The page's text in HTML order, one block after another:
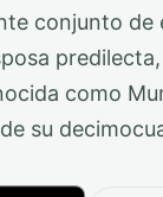
conjunto de
como
su